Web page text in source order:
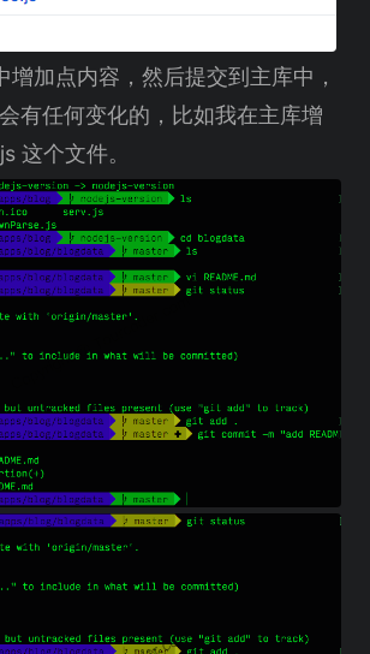
增加点内容，然后提交到主库中，
有任何变化的，比如我在主库增
这个文件。